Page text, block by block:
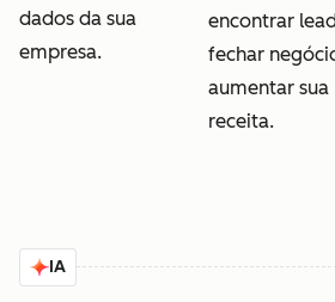
dados da sua
empresa.
encontrar
fechar
aumentar sua
receita.
IA